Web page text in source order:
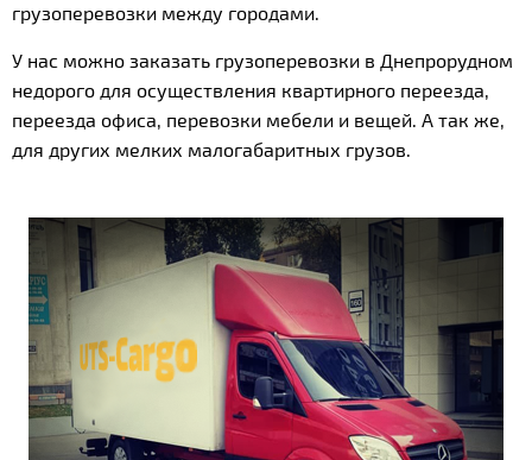
грузоперевозки между городами.
У нас можно заказать грузоперевозки в Днепрорудном
недорого для осуществления квартирного переезда,
переезда офиса, перевозки мебели и вещей. А так же,
для других мелких малогабаритных грузов.